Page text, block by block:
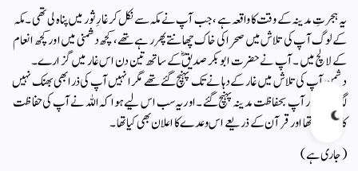
یہ ہجرتِ مدینہ کے وقت کا واقعہ ہے، جب آپ نے مکہ سے نکل کر غارِ ثور میں پناہ لی تھی۔ مکہ
کے لوگ آپ کی تلاش میں صحرا کی خاک چھانتے پھر رہے تھے، کچھ دشمنی میں اور کچھ انعام
کے لالچ میں۔ آپ نے حضرت ابوبکر صدیقؓ کے ساتھ تین دن اس غار میں گزارے۔
دشمن آپ کی تلاش میں غار کے دہانے تک پہنچ گئے تھے مگر انہیں آپ کی ذرا بھی بھنک نہیں
لگ سکی اور آپ بحفاظت مدینہ پہنچ گئے۔ اور یہ سب اس لیے ہوا کہ اللہ نے آپ کی حفاظت
کا وعدہ کیا تھا اور قرآن کے ذریعے اس وعدے کا اعلان بھی کیا تھا۔
(جاری ہے)